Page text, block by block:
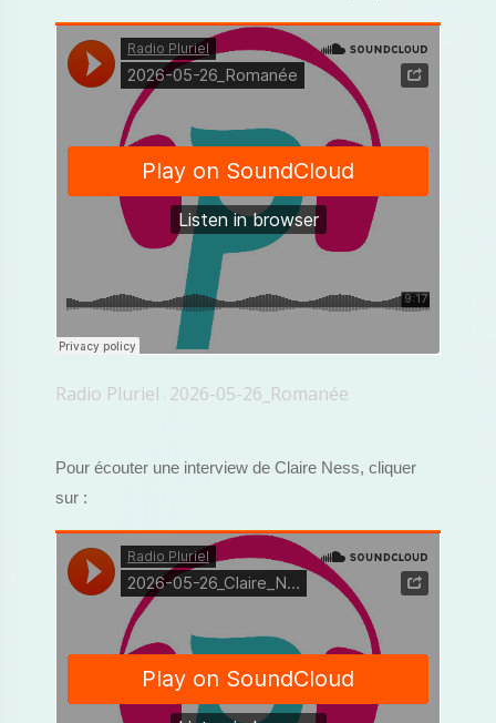
Radio Pluriel · 2026-05-26_Romanée
Pour écouter une interview de Claire Ness, cliquer
sur :